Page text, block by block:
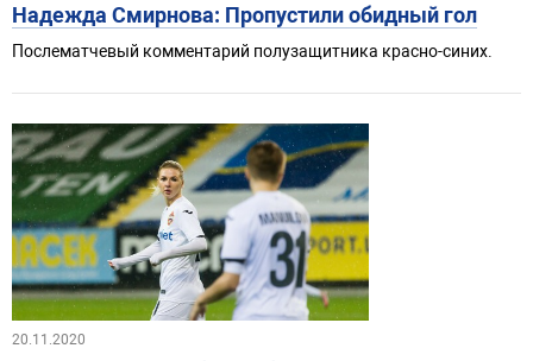
Надежда Смирнова: Пропустили обидный гол
Послематчевый комментарий полузащитника красно-синих.
20.11.2020